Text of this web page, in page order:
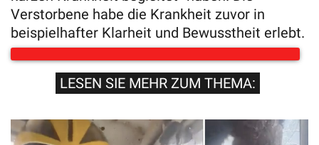
Verstorbene habe die Krankheit zuvor in
beispielhafter Klarheit und Bewusstheit erlebt.
LESEN SIE MEHR ZUM THEMA: